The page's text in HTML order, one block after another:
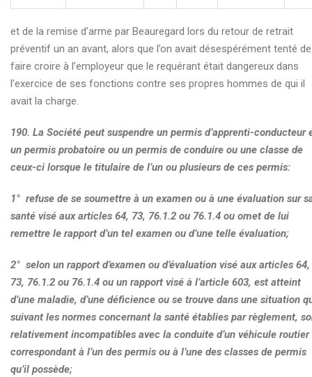
Mise en demeure S.Q.
Mobbing additionnel de Radio-Canada
et de la remise d’arme par Beauregard lors du retour de retrait
préventif un an avant, alors que l’on avait désespérément tenté de
faire croire à l’employeur que le requérant était dangereux dans
l’exercice de ses fonctions contre ses propres hommes de qui il
avait la charge.
190. La Société peut suspendre un permis d’apprenti-conducteur
un permis probatoire ou un permis de conduire ou une classe de
ceux-ci lorsque le titulaire de l’un ou plusieurs de ces permis:
1° refuse de se soumettre à un examen ou à une évaluation sur
santé visé aux articles 64, 73, 76.1.2 ou 76.1.4 ou omet de lui
remettre le rapport d’un tel examen ou d’une telle évaluation;
2° selon un rapport d’examen ou d’évaluation visé aux articles 64,
73, 76.1.2 ou 76.1.4 ou un rapport visé à l’article 603, est atteint
d’une maladie, d’une déficience ou se trouve dans une situation
suivant les normes concernant la santé établies par règlement,
relativement incompatibles avec la conduite d’un véhicule routier
correspondant à l’un des permis ou à l’une des classes de permis
qu’il possède;